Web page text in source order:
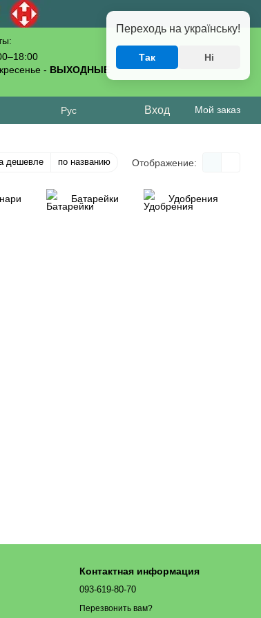
- ВЫХОДНЫЕ
093-619-80-70
Рус Вход Мой заказ
дешевле по названию Отображение:
Батарейки Удобрения
Контактная информация
093-619-80-70
Перезвонить вам?
Переходь на українську!
Так Ні